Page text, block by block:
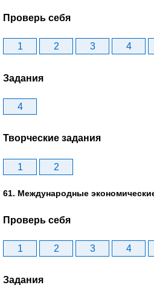
Проверь себя
1 2 3 4
Задания
4
Творческие задания
1 2
61. Международные
Проверь себя
1 2 3 4
Задания